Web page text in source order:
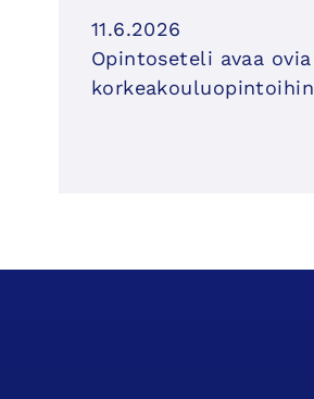
11.6.2026
Opintoseteli avaa ovia
korkeakouluopintoihin